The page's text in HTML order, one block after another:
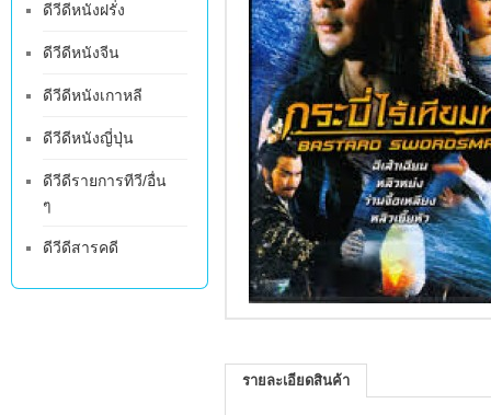
ดีวีดีหนังฝรั่ง
ดีวีดีหนังจีน
ดีวีดีหนังเกาหลี
ดีวีดีหนังญี่ปุ่น
ดีวีดีรายการทีวี/อื่น
ๆ
ดีวีดีสารคดี
รายละเอียดสินค้า